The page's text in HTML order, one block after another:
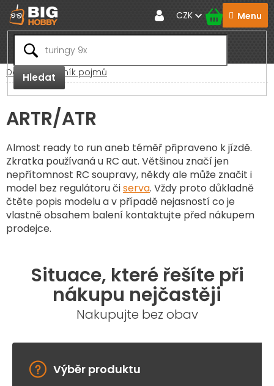
Přejít
na
obsah
Hledat
CZK
Domů Slovník pojmů
ARTR/ATR
Almost ready to run aneb téměř připraveno k jízdě.
Zkratka používaná u RC aut. Většinou značí jen
nepřítomnost RC soupravy, někdy ale může značit i
model bez regulátoru čiserva. Vždy proto důkladně
čtěte popis modelu a v případě nejasností co je
vlastně obsahem balení kontaktujte před nákupem
prodejce.
Situace, které řešíte při
nákupu nejčastěji
Nakupujte bez obav
Výběr produktu